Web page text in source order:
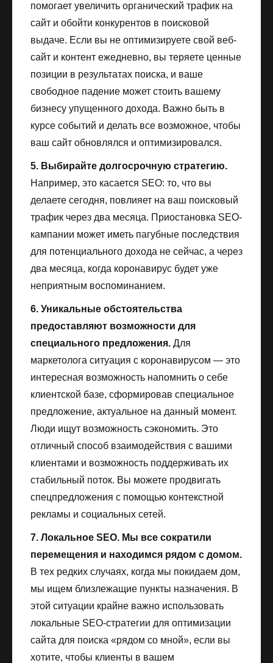
помогает увеличить органический трафик на
сайт и обойти конкурентов в поисковой
выдаче. Если вы не оптимизируете свой веб-
сайт и контент ежедневно, вы теряете ценные
позиции в результатах поиска, и ваше
свободное падение может стоить вашему
бизнесу упущенного дохода. Важно быть в
курсе событий и делать все возможное, чтобы
ваш сайт обновлялся и оптимизировался.
5. Выбирайте долгосрочную стратегию.
Например, это касается SEO: то, что вы
делаете сегодня, повлияет на ваш поисковый
трафик через два месяца. Приостановка SEO-
кампании может иметь пагубные последствия
для потенциального дохода не сейчас, а через
два месяца, когда коронавирус будет уже
неприятным воспоминанием.
6. Уникальные обстоятельства
предоставляют возможности для
специального предложения. Для
маркетолога ситуация с коронавирусом — это
интересная возможность напомнить о себе
клиентской базе, сформировав специальное
предложение, актуальное на данный момент.
Люди ищут возможность сэкономить. Это
отличный способ взаимодействия с вашими
клиентами и возможность поддерживать их
стабильный поток. Вы можете продвигать
спецпредложения с помощью контекстной
рекламы и социальных сетей.
7. Локальное SEO. Мы все сократили
перемещения и находимся рядом с домом.
В тех редких случаях, когда мы покидаем дом,
мы ищем близлежащие пункты назначения. В
этой ситуации крайне важно использовать
локальные SEO-стратегии для оптимизации
сайта для поиска «рядом со мной», если вы
хотите, чтобы клиенты в вашем